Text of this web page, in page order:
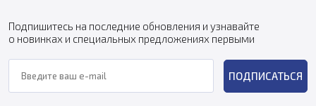
Подпишитесь на последние обновления и узнавайте
о новинках и специальных предложениях первыми
ПОДПИСАТЬСЯ